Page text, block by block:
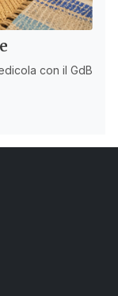
con il GdB